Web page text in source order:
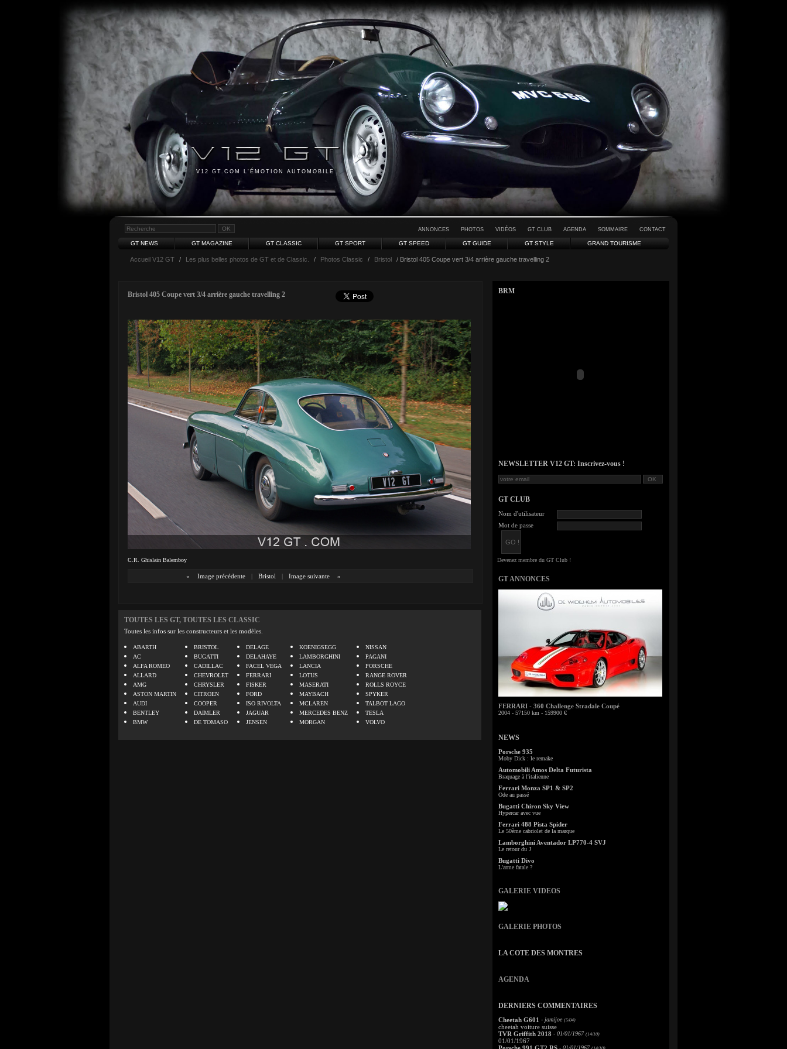
V12 GT.COM L'ÉMOTION AUTOMOBILE
ANNONCES PHOTOS VIDÉOS GT CLUB AGENDA SOMMAIRE CONTACT
GT NEWS GT MAGAZINE GT CLASSIC GT SPORT GT SPEED GT GUIDE GT STYLE GRAND TOURISME
Accueil V12 GT / Les plus belles photos de GT et de Classic. / Photos Classic / Bristol / Bristol 405 Coupe vert 3/4 arrière gauche travelling 2
Bristol 405 Coupe vert 3/4 arrière gauche travelling 2
C.R. Ghislain Balemboy
« Image précédente | Bristol | Image suivante »
TOUTES LES GT, TOUTES LES CLASSIC
Toutes les infos sur les constructeurs et les modèles.
ABARTH
AC
ALFA ROMEO
ALLARD
AMG
ASTON MARTIN
AUDI
BENTLEY
BMW
BRISTOL
BUGATTI
CADILLAC
CHEVROLET
CHRYSLER
CITROEN
COOPER
DAIMLER
DE TOMASO
DELAGE
DELAHAYE
FACEL VEGA
FERRARI
FISKER
FORD
ISO RIVOLTA
JAGUAR
JENSEN
KOENIGSEGG
LAMBORGHINI
LANCIA
LOTUS
MASERATI
MAYBACH
MCLAREN
MERCEDES BENZ
MORGAN
NISSAN
PAGANI
PORSCHE
RANGE ROVER
ROLLS ROYCE
SPYKER
TALBOT LAGO
TESLA
VOLVO
BRM
NEWSLETTER V12 GT: Inscrivez-vous !
GT CLUB
Nom d'utilisateur
Mot de passe
GT ANNONCES
FERRARI - 360 Challenge Stradale Coupé
2004 - 57150 km - 159900 €
NEWS
Porsche 935
Moby Dick : le remake
Automobili Amos Delta Futurista
Braquage à l'italienne
Ferrari Monza SP1 & SP2
Ode au passé
Bugatti Chiron Sky View
Hypercar avec vue
Ferrari 488 Pista Spider
Le 50ème cabriolet de la marque
Lamborghini Aventador LP770-4 SVJ
Le retour du J
Bugatti Divo
L'arme fatale ?
GALERIE VIDEOS
GALERIE PHOTOS
LA COTE DES MONTRES
AGENDA
DERNIERS COMMENTAIRES
Cheetah G601 - jamijoe (5/04)
cheetah voiture suisse
TVR Griffith 2018 - 01/01/1967 (14/10)
01/01/1967
- 01/01/1967